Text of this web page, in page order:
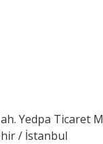
Yedpa Ticaret
/ İstanbul